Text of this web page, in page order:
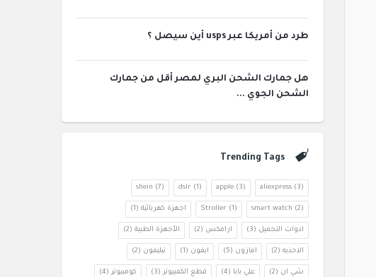
طرد من أمريكا عبر usps أين سيصل ؟
هل جمارك الشحن البري لمصر أقل من جمارك
الشحن الجوي ...
Trending Tags
aliexpress(3)
apple(3)
dslr (1)
shein (7)
smart watch (2)
Stroller (1) اجهزة كهربائية (1)
ادوات التجميل (3) ارامكس (2) الأجهزة الطبية (2)
الاحذيه (2) امازون (5) ايفون (1) تيليفون (2)
شي ان (2) علي بابا (4) قطع الكمبيوتر (3) كومبيوتر (4)